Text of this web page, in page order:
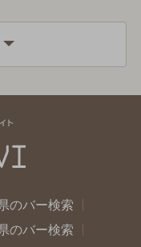
のバー検索
のバー検索